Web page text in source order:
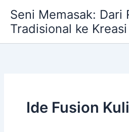
content
Seni Memasak: Dari
Tradisional ke
Ide Fusion